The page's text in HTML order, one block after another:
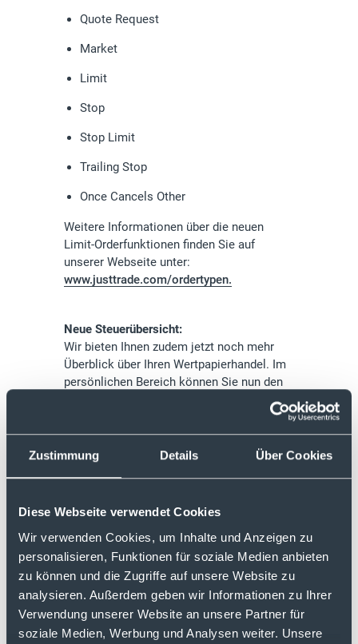
Zustimmung Details Über Cookies
Diese Webseite verwendet Cookies
Wir verwenden Cookies, um Inhalte und Anzeigen zu
personalisieren, Funktionen für soziale Medien anbieten
zu können und die Zugriffe auf unsere Website zu
analysieren. Außerdem geben wir Informationen zu Ihrer
Verwendung unserer Website an unsere Partner für
soziale Medien, Werbung und Analysen weiter. Unsere
Quote Request
Market
Limit
Stop
Stop Limit
Trailing Stop
Once Cancels Other
Weitere Informationen über die neuen
Limit-Orderfunktionen finden Sie auf
unserer Webseite unter:
www.justtrade.com/ordertypen.
Neue Steuerübersicht:
Wir bieten Ihnen zudem jetzt noch mehr
Überblick über Ihren Wertpapierhandel. Im
persönlichen Bereich können Sie nun den
dem Menüpunkt „Steuerdaten“ abfragen.
Dort sehen Sie Tag genau den Stand Ihrer
Verlusttöpfe (Aktien und Sonstige) und der
Informationen jederzeit auch für bereits